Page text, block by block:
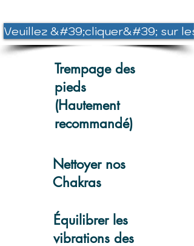
Veuillez &#39;cliquer&#39; sur
Trempage des
pieds
(Hautement
recommandé)
Nettoyer nos
Chakras
Équilibrer les
vibrations des